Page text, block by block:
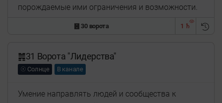
порождаемые ими ограничения и возможности.
䷝ 30 ворота 1 ♄
䷞31 Ворота "Лидерства"
☉ Солнце В канале
Умение направлять людей и сообщества к